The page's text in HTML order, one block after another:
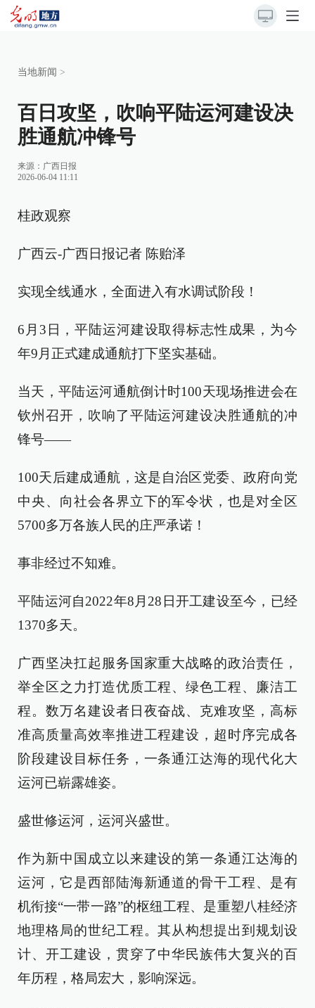
当地新闻 >
百日攻坚，吹响平陆运河建设决
胜通航冲锋号
来源： 广西日报
2026-06-04 11:11
桂政观察
广西云-广西日报记者 陈贻泽
实现全线通水，全面进入有水调试阶段！
6月3日，平陆运河建设取得标志性成果，为今
年9月正式建成通航打下坚实基础。
当天，平陆运河通航倒计时100天现场推进会在
钦州召开，吹响了平陆运河建设决胜通航的冲
锋号——
100天后建成通航，这是自治区党委、政府向党
中央、向社会各界立下的军令状，也是对全区
5700多万各族人民的庄严承诺！
事非经过不知难。
平陆运河自2022年8月28日开工建设至今，已经
1370多天。
广西坚决扛起服务国家重大战略的政治责任，
举全区之力打造优质工程、绿色工程、廉洁工
程。数万名建设者日夜奋战、克难攻坚，高标
准高质量高效率推进工程建设，超时序完成各
阶段建设目标任务，一条通江达海的现代化大
运河已崭露雄姿。
盛世修运河，运河兴盛世。
作为新中国成立以来建设的第一条通江达海的
运河，它是西部陆海新通道的骨干工程、是有
机衔接“一带一路”的枢纽工程、是重塑八桂经济
地理格局的世纪工程。其从构想提出到规划设
计、开工建设，贯穿了中华民族伟大复兴的百
年历程，格局宏大，影响深远。